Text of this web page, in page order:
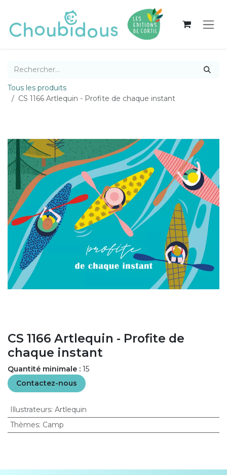
Tous les produits
CS 1166 Artlequin - Profite de chaque instant
CS 1166 Artlequin - Profite de
chaque instant
Quantité minimale : 15
Contactez-nous
Illustrateurs: Artlequin
Thèmes: Camp